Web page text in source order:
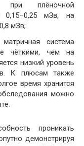
плёночной
0,15–0,25 мЗв, на
мЗв;
система
чёткими, чем на
низкий уровень
К плюсам также
время хранится
можно
проникать
демонстрируя